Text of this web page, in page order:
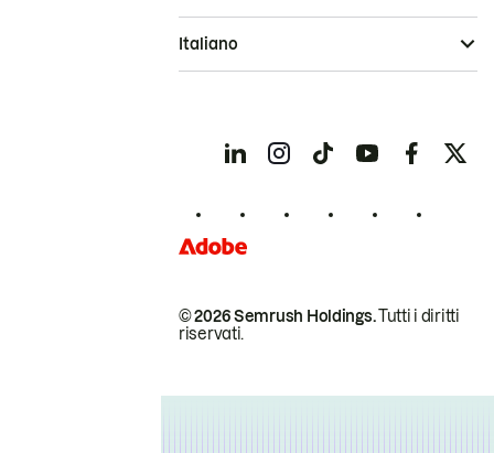
© 2026 Semrush Holdings.Tutti i diritti
riservati.
Italiano